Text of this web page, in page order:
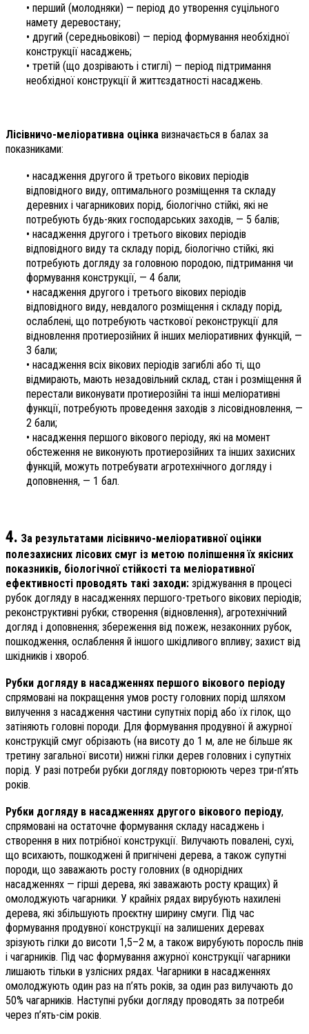
• перший (молодняки) — період до утворення суцільного
намету деревостану;
• другий (середньовікові) — період формування необхідної
конструкції насаджень;
• третій (що дозрівають і стиглі) — період підтримання
необхідної конструкції й життєздатності насаджень.
Лісівничо-меліоративна оцінка визначається в балах за
показниками:
• насадження другого й третього вікових періодів
відповідного виду, оптимального розміщення та складу
деревних і чагарникових порід, біологічно стійкі, які не
потребують будь-яких господарських заходів, — 5 балів;
• насадження другого і третього вікових періодів
відповідного виду та складу порід, біологічно стійкі, які
потребують догляду за головною породою, підтримання чи
формування конструкції, — 4 бали;
• насадження другого і третього вікових періодів
відповідного виду, невдалого розміщення і складу порід,
ослаблені, що потребують часткової реконструкції для
відновлення протиерозійних й інших меліоративних функцій, —
3 бали;
• насадження всіх вікових періодів загиблі або ті, що
відмирають, мають незадовільний склад, стан і розміщення й
перестали виконувати протиерозійні та інші меліоративні
функції, потребують проведення заходів з лісовідновлення, —
2 бали;
• насадження першого вікового періоду, які на момент
обстеження не виконують протиерозійних та інших захисних
функцій, можуть потребувати агротехнічного догляду і
доповнення, — 1 бал.
4. За результатами лісівничо-меліоративної оцінки
полезахисних лісових смуг із метою поліпшення їх якісних
показників, біологічної стійкості та меліоративної
ефективності проводять такі заходи: зріджування в процесі
рубок догляду в насадженнях першого-третього вікових періодів;
реконструктивні рубки; створення (відновлення), агротехнічний
догляд і доповнення; збереження від пожеж, незаконних рубок,
пошкодження, ослаблення й іншого шкідливого впливу; захист від
шкідників і хвороб.
Рубки догляду в насадженнях першого вікового періоду
спрямовані на покращення умов росту головних порід шляхом
вилучення з насадження частини супутніх порід або їх гілок, що
затіняють головні породи. Для формування продувної й ажурної
конструкцій смуг обрізають (на висоту до 1 м, але не більше як
третину загальної висоти) нижні гілки дерев головних і супутніх
порід. У разі потреби рубки догляду повторюють через три-п’ять
років.
Рубки догляду в насадженнях другого вікового періоду,
спрямовані на остаточне формування складу насаджень і
створення в них потрібної конструкції. Вилучають повалені, сухі,
що всихають, пошкоджені й пригнічені дерева, а також супутні
породи, що заважають росту головних (в однорідних
насадженнях — гірші дерева, які заважають росту кращих) й
омолоджують чагарники. У крайніх рядах вирубують нахилені
дерева, які збільшують проєктну ширину смуги. Під час
формування продувної конструкції на залишених деревах
зрізують гілки до висоти 1,5–2 м, а також вирубують поросль пнів
і чагарників. Під час формування ажурної конструкції чагарники
лишають тільки в узлісних рядах. Чагарники в насадженнях
омолоджують один раз на п’ять років, за один раз вилучають до
50% чагарників. Наступні рубки догляду проводять за потреби
через п’ять-сім років.